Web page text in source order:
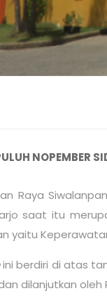
NOPEMBER
Raya
saat itu
yaitu
ini berdiri di atas
dilanjutkan oleh